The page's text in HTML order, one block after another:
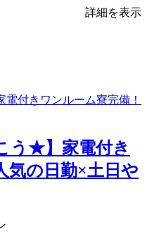
詳細を表示
う★】家電付き
気の日勤×土日や